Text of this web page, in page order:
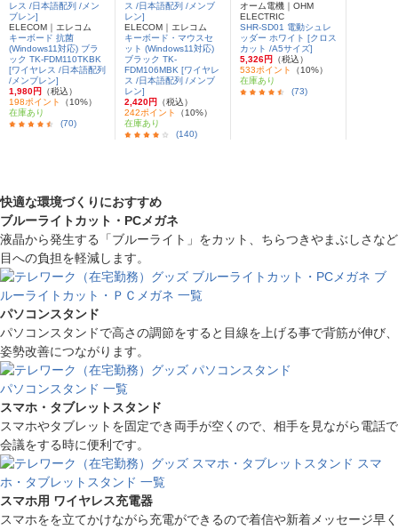
ELECOM｜エレコム
キーボード 抗菌
(Windows11対応) ブラ
ック TK-FDM110TKBK
[ワイヤレス /日本語配列
/メンブレン]
1,980円 （税込）
198ポイント
（10%）
在庫あり
(70)
ELECOM｜エレコム
キーボード・マウスセ
ット (Windows11対応)
ブラック TK-
FDM106MBK [ワイヤレ
ス /日本語配列 /メンブ
レン]
2,420円 （税込）
242ポイント
（10%）
在庫あり
(140)
オーム電機｜OHM
ELECTRIC
SHR-SD01 電動シュレ
ッダー ホワイト [クロス
カット /A5サイズ]
5,326円 （税込）
533ポイント
（10%）
在庫あり
(73)
快適な環境づくりにおすすめ
ブルーライトカット・PCメガネ
液晶から発生する「ブルーライト」をカット、ちらつきやまぶしさなど
目への負担を軽減します。
ブ
ルーライトカット・ＰＣメガネ 一覧
パソコンスタンド
パソコンスタンドで高さの調節をすると目線を上げる事で背筋が伸び、
姿勢改善につながります。
パソコンスタンド 一覧
スマホ・タブレットスタンド
スマホやタブレットを固定でき両手が空くので、相手を見ながら電話で
会議をする時に便利です。
スマ
ホ・タブレットスタンド 一覧
スマホ用 ワイヤレス充電器
スマホをを立てかけながら充電ができるので着信や新着メッセージ早く